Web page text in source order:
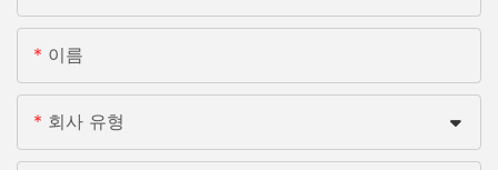
이름
회사 유형